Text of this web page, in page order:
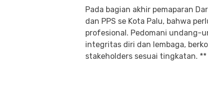
Pada bagian akhir pemaparan
dan PPS se Kota Palu, bahwa
profesional. Pedomani undang-
integritas diri dan lembaga,
stakeholders sesuai tingkatan. **